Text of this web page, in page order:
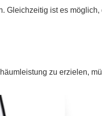
Gleichzeitig ist es möglich,
zu erzielen,